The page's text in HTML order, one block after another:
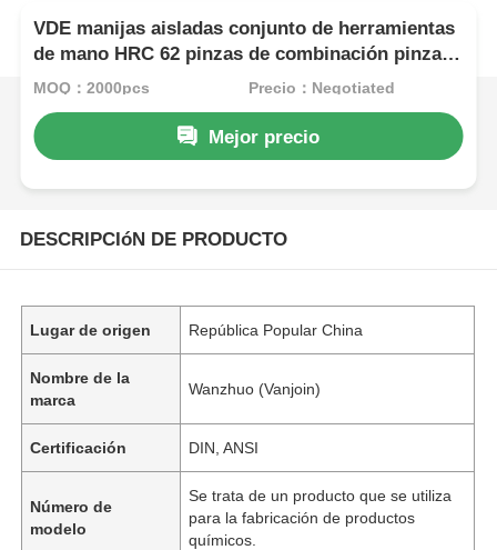
VDE manijas aisladas conjunto de herramientas
de mano HRC 62 pinzas de combinación pinzas
de corte lateral pinzas de nariz larga pinzas
mano de obra
MOQ：2000pcs Precio：Negotiated
Mejor precio
DESCRIPCIóN DE PRODUCTO
Lugar de origen República Popular China
Nombre de la
marca
Wanzhuo (Vanjoin)
Certificación DIN, ANSI
Número de
modelo
Se trata de un producto que se utiliza
para la fabricación de productos
químicos.